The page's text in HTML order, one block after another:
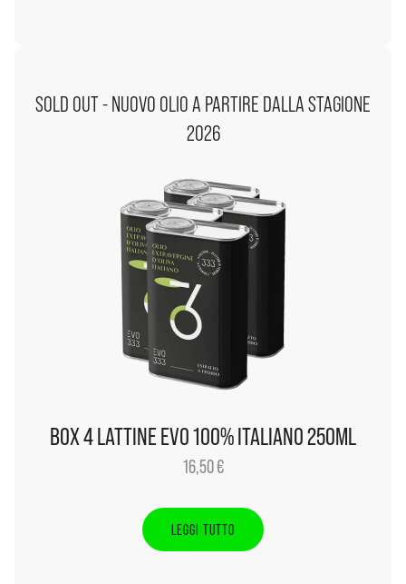
SOLD OUT - NUOVO OLIO A PARTIRE DALLA STAGIONE
2026
BOX 4 LATTINE EVO 100% ITALIANO 250ML
16,50€
LEGGI TUTTO